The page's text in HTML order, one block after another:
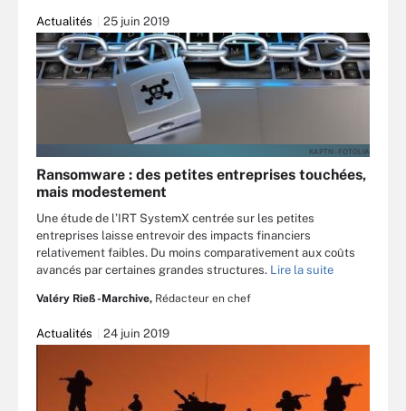
Actualités 25 juin 2019
KAPTN - FOTOLIA
Ransomware : des petites entreprises touchées,
mais modestement
Une étude de l’IRT SystemX centrée sur les petites
entreprises laisse entrevoir des impacts financiers
relativement faibles. Du moins comparativement aux coûts
avancés par certaines grandes structures. Lire la suite
Valéry Rieß-Marchive, Rédacteur en chef
Actualités 24 juin 2019